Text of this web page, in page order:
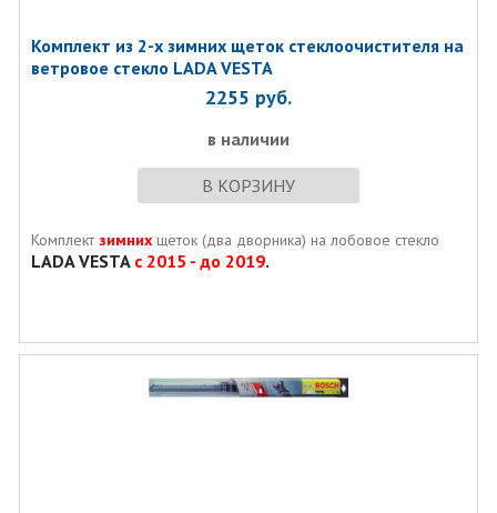
Комплект из 2-х зимних щеток стеклоочистителя на
ветровое стекло LADA VESTA
2255 руб.
в наличии
В КОРЗИНУ
Комплект зимнихщеток (два дворника) на лобовое стекло
LADA VESTA c 2015 - до 2019.